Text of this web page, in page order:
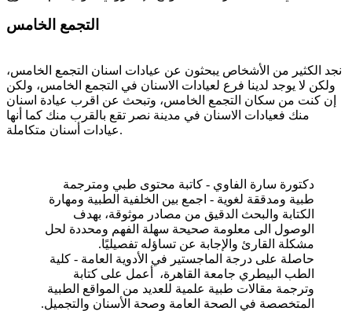
التجمع الخامس
نجد الكثير من الأشخاص يبحثون عن عيادات اسنان التجمع الخامس،
ولكن لا يوجد لدينا فرع لعيادات الاسنان في التجمع الخامس، ولكن
إن كنت من سكان التجمع الخامس، وتبحث عن اقرب عيادة اسنان
منك فعيادات الاسنان في مدينة نصر تقع بالقرب منك كما أنها
عيادات أسنان متكاملة.
دكتورة سارة الفاوي - كاتبة محتوى طبي ومترجمة
طبية ومدققة لغوية - اجمع بين الخلفية الطبية ومهارة
الكتابة والبحث الدقيق من مصادر موثوقة، بهدف
الوصول الى معلومة صحيحة سهلة الفهم ومحددة لحل
مشكلة القارئ والإجابة عن تساؤله تفصيليًا.
حاصلة على درجة الماجستير في الأدوية العامة - كلية
الطب البيطري جامعة القاهرة، أعمل على كتابة
وترجمة مقالات طبية علمية للعديد من المواقع الطبية
المتخصصة في الصحة العامة وصحة الأسنان والتجميل.